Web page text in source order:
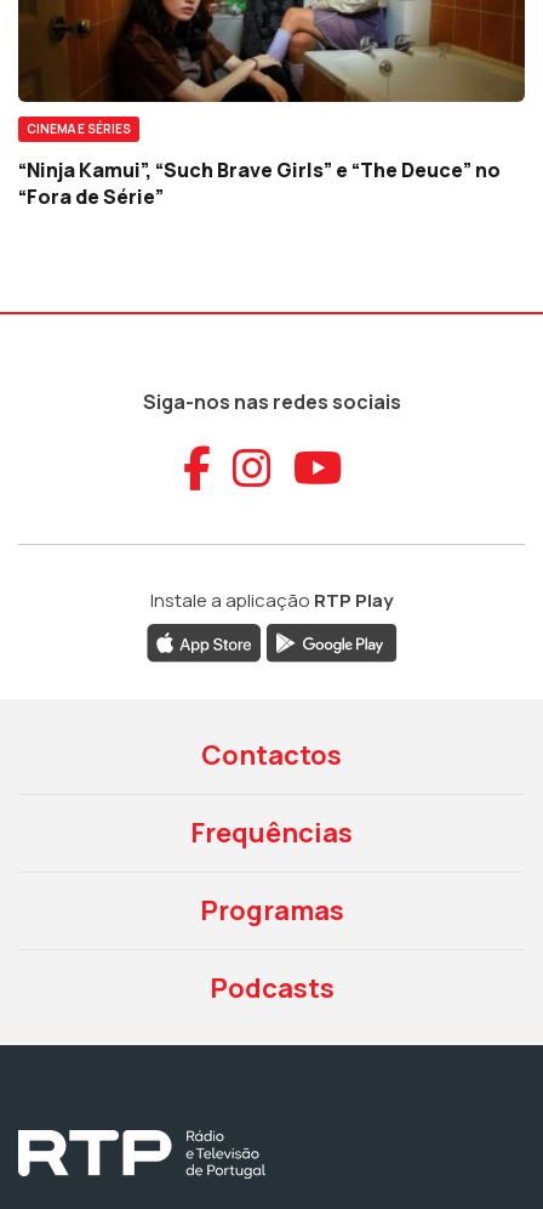
CINEMA E SÉRIES
“Ninja Kamui”, “Such Brave Girls” e “The Deuce” no
“Fora de Série”
Siga-nos nas redes sociais
Aceder ao
Aceder ao
Aceder
Instale a aplicação RTP Play
Contactos
Frequências
Programas
Podcasts